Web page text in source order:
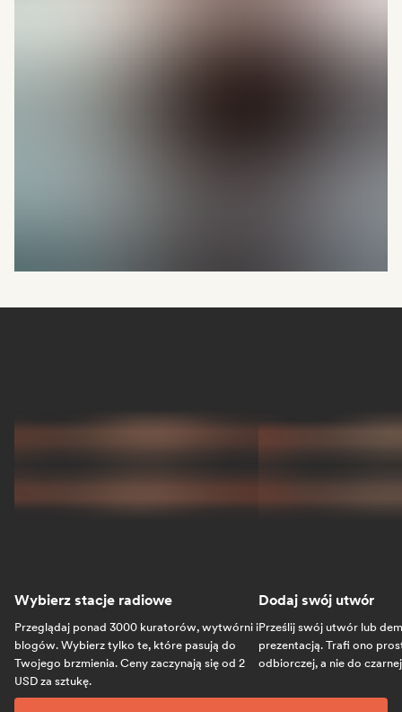
Wybierz stacje radiowe
Przeglądaj ponad 3000 kuratorów, wytwórni i
blogów. Wybierz tylko te, które pasują do
Twojego brzmienia. Ceny zaczynają się od 2
USD za sztukę.
Dodaj swój utwór
Prześlij swój utwór lub
prezentacją. Trafi ono
odbiorczej, a nie do